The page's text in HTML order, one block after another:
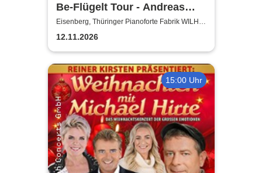
Be-Flügelt Tour - Andreas
Güstel & Julian Eilenberger -
Ein Konzert in Wundern
Eisenberg, Thüringer Pianoforte Fabrik WILH.
STEINBERG
12.11.2026
15:00 Uhr